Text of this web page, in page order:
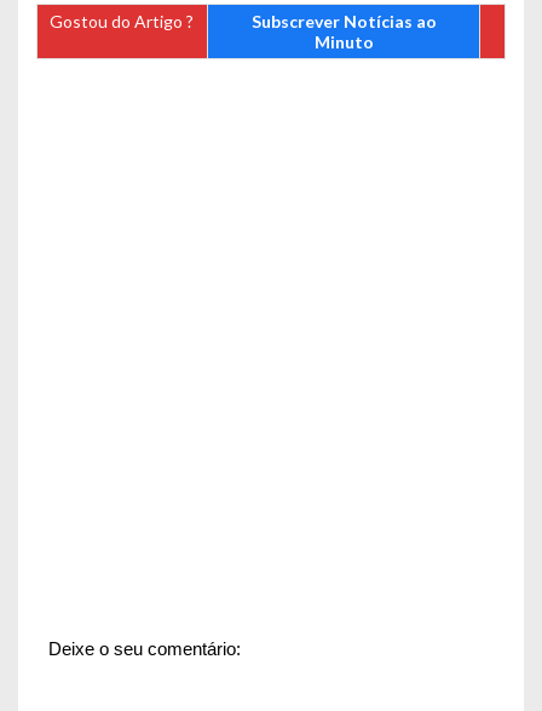
Gostou do Artigo ?
Subscrever Notícias ao
Minuto
Deixe o seu comentário: